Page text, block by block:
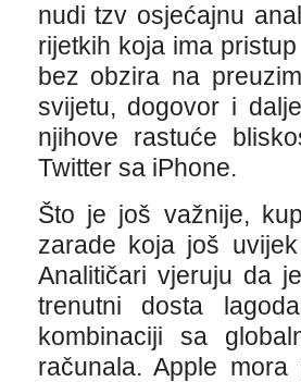
nudi tzv osjećajnu
rijetkih koja ima
bez obzira na
svijetu, dogovor i
njihove rastuće
Twitter sa iPhone.
Što je još važnije,
zarade koja još
Analitičari vjeruju da
trenutni dosta
kombinaciji sa
računala. Apple